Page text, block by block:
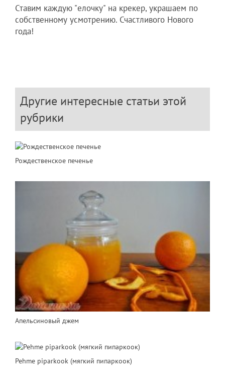
Ставим каждую "елочку" на крекер, украшаем по
собственному усмотрению. Счастливого Нового
года!
Другие интересные статьи этой
рубрики
Рождественское печенье
Апельсиновый джем
Pehme piparkook (мягкий пипаркоок)